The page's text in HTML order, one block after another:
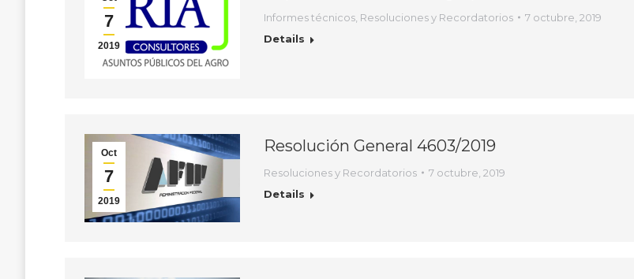
7
2019
Informes técnicos, Resoluciones y Recordatorios
7 octubre, 2019
Details
Oct
7
2019
Resolución General 4603/2019
Resoluciones y Recordatorios
7 octubre, 2019
Details